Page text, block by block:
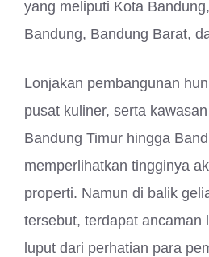
yang meliputi Kota
Bandung, Bandung Barat,
Lonjakan pembangunan
pusat kuliner, serta
Bandung Timur hingga
memperlihatkan tingginya
properti. Namun di balik
tersebut, terdapat ancaman
luput dari perhatian para